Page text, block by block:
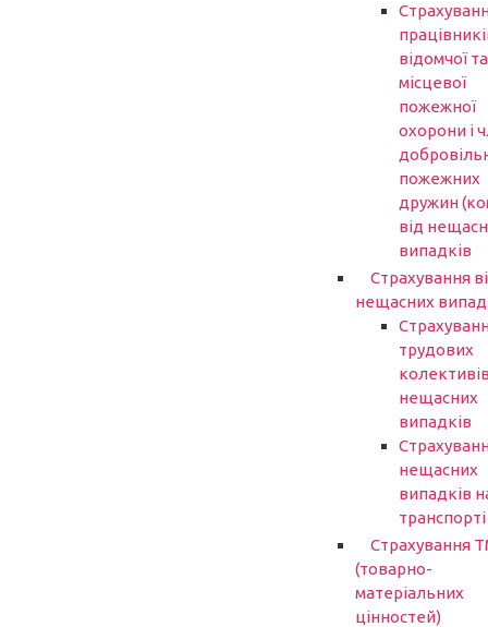
відомчої та
місцевої
пожежної
охорони і
пожежних
дружин
від
випадків
Страхування
нещасних
трудових
нещасних
випадків
нещасних
випадків
транспорті
Страхування
(товарно-
матеріальних
цінностей)